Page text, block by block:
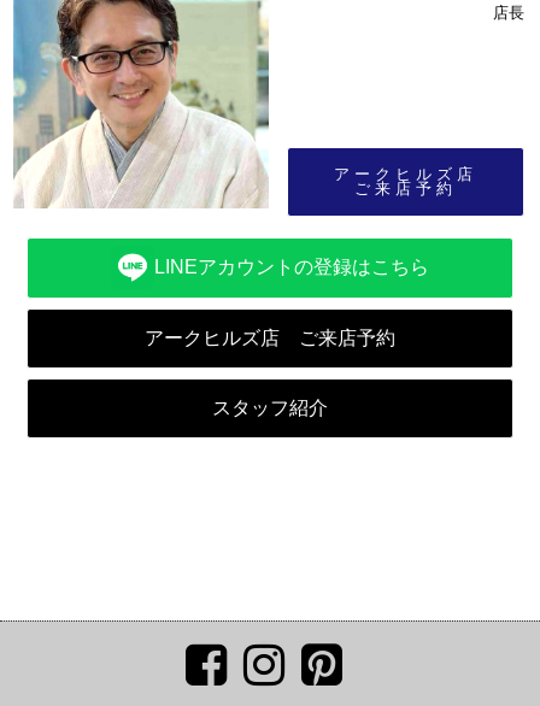
店長
アークヒルズ店
ご来店予約
LINEアカウントの登録はこちら
アークヒルズ店 ご来店予約
スタッフ紹介